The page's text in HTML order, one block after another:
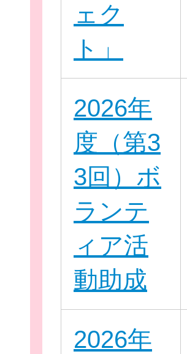
このサイトに
サイトマップ
ェク
ト」
2026年
度（第3
3回）ボ
ランテ
ィア活
動助成
2026年